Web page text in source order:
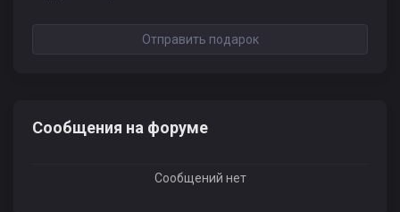
Отправить подарок
Сообщения на форуме
Сообщений нет